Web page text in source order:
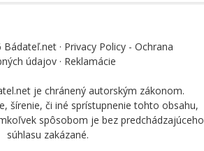
· Privacy Policy - Ochrana
údajov · Reklamácie
je chránený autorským zákonom.
šírenie, či iné sprístupnenie tohto obsahu,
spôsobom je bez predchádzajúceho
súhlasu zakázané.